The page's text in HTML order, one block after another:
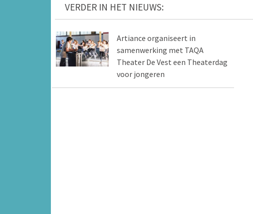
VERDER IN HET NIEUWS:
Artiance organiseert in
samenwerking met TAQA
Theater De Vest een Theaterdag
voor jongeren